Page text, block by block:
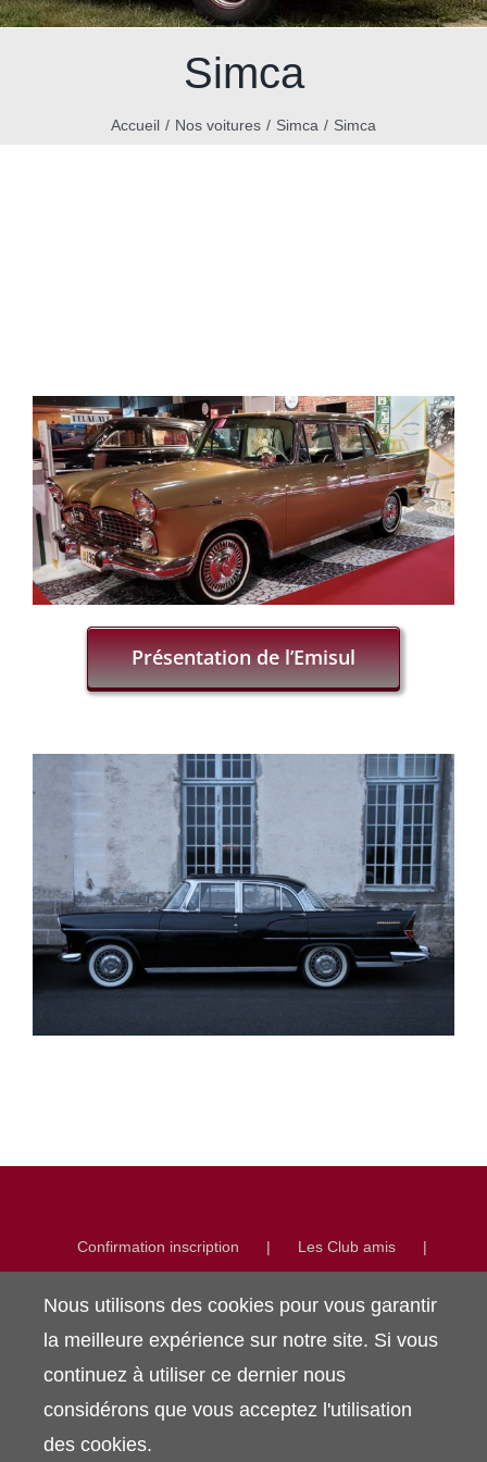
Simca
Accueil Nos voitures Simca Simca
Présentation de l’Emisul
Confirmation inscription
Les Club amis
La presse en parle
Nos voitures
L’album des Vedette
Nouvelles actions du Club
Dossier adhérents
Nous utilisons des cookies pour vous garantir
la meilleure expérience sur notre site. Si vous
continuez à utiliser ce dernier nous
considérons que vous acceptez l'utilisation
des cookies.